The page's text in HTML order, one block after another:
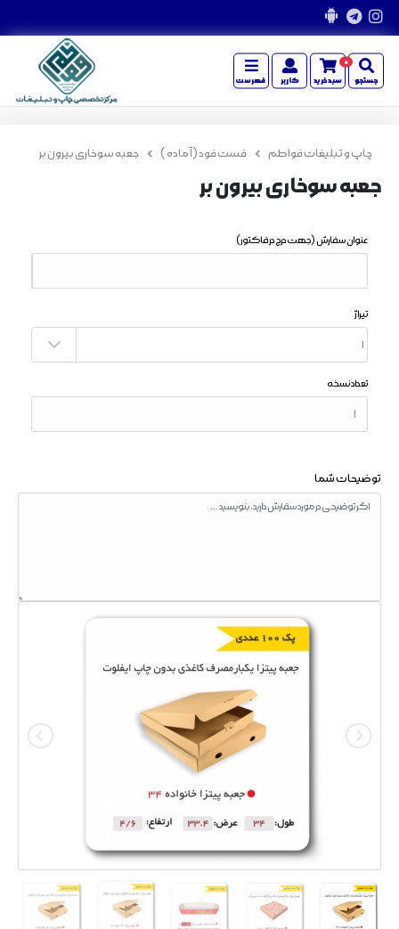
جستجو سبدخرید
0
کاربر
فهرست
چاپ و تبلیغات فواطم فست فود ( آماده ) جعبه سوخاری بیرون بر
جعبه سوخاری بیرون بر
عنوان سفارش(جهت درج در فاکتور)
تیراژ
تعداد نسخه
توضیحات شما